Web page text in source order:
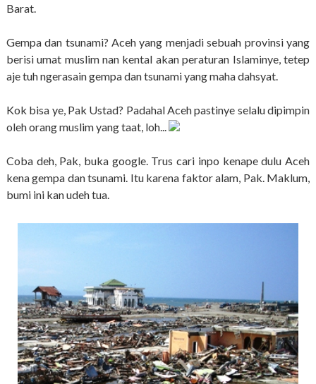
Barat.
Gempa dan tsunami? Aceh yang menjadi sebuah provinsi yang
berisi umat muslim nan kental akan peraturan Islaminye, tetep
aje tuh ngerasain gempa dan tsunami yang maha dahsyat.
Kok bisa ye, Pak Ustad? Padahal Aceh pastinye selalu dipimpin
oleh orang muslim yang taat, loh...
Coba deh, Pak, buka google. Trus cari inpo kenape dulu Aceh
kena gempa dan tsunami. Itu karena faktor alam, Pak. Maklum,
bumi ini kan udeh tua.